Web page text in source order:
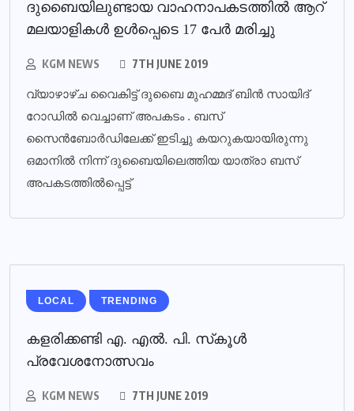
ദുബൈയിലുണ്ടായ വാഹനാപകടത്തില്‍ ആറ്
മലയാളികള്‍ ഉള്‍പ്പെടെ 17 പേര്‍ മരിച്ചു
KGM NEWS 7TH JUNE 2019
വ്യാഴാഴ്ച വൈകിട്ട് ദുബൈ മുഹമ്മദ് ബിൻ സായിദ്
റോഡിൽ വെച്ചാണ് അപകടം . ബസ്
സൈൻബോർഡിലേക്ക് ഇടിച്ചു കയറുകയായിരുന്നു
ഒമാനിൽ നിന്ന് ദുബൈയിലെത്തിയ യാത്രാ ബസ്
അപകടത്തിൽപ്പെട്ട്
LOCAL TRENDING
കളരിക്കണ്ടി എ. എല്‍. പി. സ്‌കൂള്‍
പ്രവേശനോത്സവം
KGM NEWS 7TH JUNE 2019